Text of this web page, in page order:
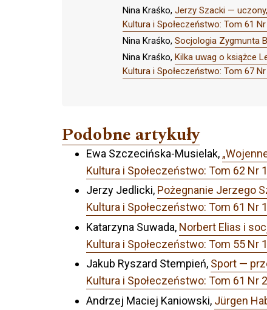
Nina Kraśko, Jerzy Szacki —
Kultura i Społeczeństwo: Tom 61 Nr
Nina Kraśko, Socjologia Zygmunta
Nina Kraśko, Kilka uwag o książce
Kultura i Społeczeństwo: Tom 67
Podobne artykuły
Ewa Szczecińska-Musielak,
Kultura i Społeczeństwo: Tom 62 Nr
Jerzy Jedlicki, Pożegnanie Jerzego
Kultura i Społeczeństwo: Tom 61 Nr 1
Katarzyna Suwada, Norbert Elias i
Kultura i Społeczeństwo: Tom 55 Nr
Jakub Ryszard Stempień, Sport —
Kultura i Społeczeństwo: Tom 61 Nr
Andrzej Maciej Kaniowski, Jürgen